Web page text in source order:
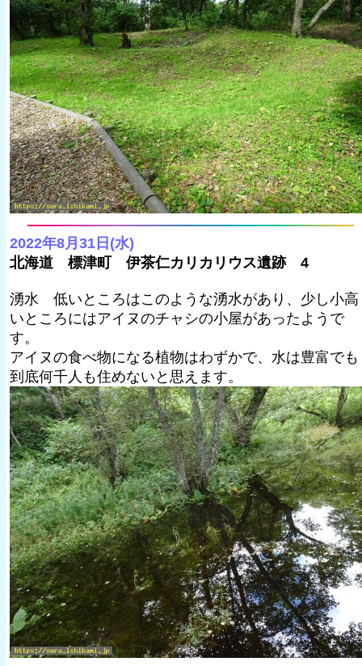
2022年8月31日(水)
北海道 標津町 伊茶仁カリカリウス遺跡 4
湧水 低いところはこのような湧水があり、少し小高
いところにはアイヌのチャシの小屋があったようで
す。
アイヌの食べ物になる植物はわずかで、水は豊富でも
到底何千人も住めないと思えます。